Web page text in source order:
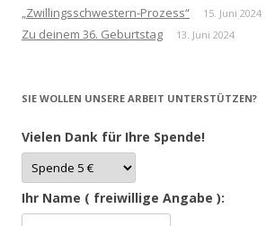
„Zwillingsschwestern-Prozess“
15. Juni 2024
Zu deinem 36. Geburtstag 13. Juni 2024
SIE WOLLEN UNSERE ARBEIT UNTERSTÜTZEN?
Vielen Dank für Ihre Spende!
Ihr Name ( freiwillige Angabe ):